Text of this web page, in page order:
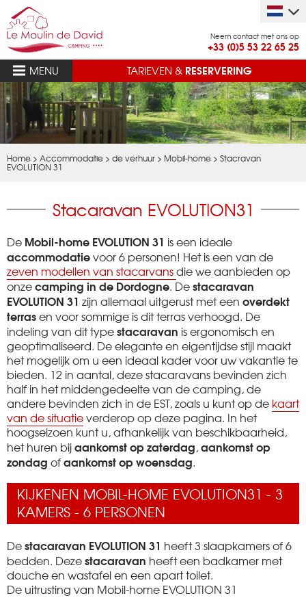
Neem contact met ons op
+33 (0)5 53 22 65 25
MENU
TARIEVEN & RESERVERING
Home > Accommodatie > de verhuur > Mobil-home > Stacravan
EVOLUTION 31
Stacaravan EVOLUTION31
De Mobil-home EVOLUTION 31 is een ideale
accommodatievoor 6 personen! Het is een van de
zeven modellen van stacarvansdie we aanbieden op
onzecamping in de Dordogne. Destacaravan
EVOLUTION 31 zijn allemaal uitgerust met een overdekt
terrasen voor sommige is dit terras verhoogd. De
indeling van dit typestacaravan is ergonomisch en
geoptimaliseerd. De elegante en eigentijdse stijl maakt
het mogelijk om u een ideaal kader voor uw vakantie te
bieden. 12 in aantal, deze stacaravans bevinden zich
half in het middengedeelte van de camping, de
andere bevinden zich in de EST, zoals u kunt op de kaart
van de situatieverderop op deze pagina. In het
hoogseizoen kunt u, afhankelijk van beschikbaarheid,
het huren bijaankomst op zaterdag,aankomst op
zondag ofaankomst op woensdag.
KIJKENEN MOBIL-HOME EVOLUTION31 - 3
KAMERS - 6 PERSONEN
Destacaravan EVOLUTION 31 heeft 3 slaapkamers of 6
bedden. Dezestacaravan heeft een badkamer met
douche en wastafel en een apart toilet.
De uitrusting van Mobil-home EVOLUTION 31